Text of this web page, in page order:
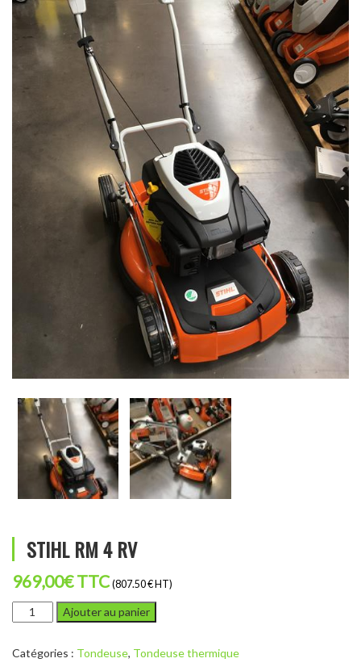
STIHL RM 4 RV
969,00€TTC (807.50 € HT)
quantité
de
RM
Ajouter au panier
Catégories : Tondeuse, Tondeuse thermique